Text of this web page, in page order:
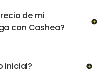
de mi
con Cashea?
inicial?